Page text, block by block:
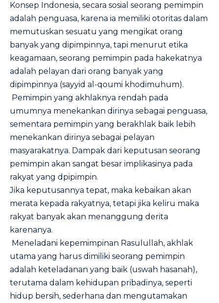
Konsep Indonesia, secara sosial seorang pemimpin
adalah penguasa, karena ia memiliki otoritas dalam
memutuskan sesuatu yang mengikat orang
banyak yang dipimpinnya, tapi menurut etika
keagamaan, seorang pemimpin pada hakekatnya
adalah pelayan dari orang banyak yang
dipimpinnya (sayyid al-qoumi khodimuhum).
Pemimpin yang akhlaknya rendah pada
umumnya menekankan dirinya sebagai penguasa,
sementara pemimpin yang berakhlak baik lebih
menekankan dirinya sebagai pelayan
masyarakatnya. Dampak dari keputusan seorang
pemimpin akan sangat besar implikasinya pada
rakyat yang dpipimpin.
Jika keputusannya tepat, maka kebaikan akan
merata kepada rakyatnya, tetapi jika keliru maka
rakyat banyak akan menanggung derita
karenanya.
Meneladani kepemimpinan Rasulullah, akhlak
utama yang harus dimiliki seorang pemimpin
adalah keteladanan yang baik (uswah hasanah),
terutama dalam kehidupan pribadinya, seperti
hidup bersih, sederhana dan mengutamakan